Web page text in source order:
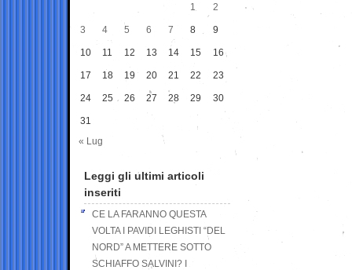
1
2
3 4 5 6 7 8 9
10 11 12 13 14 15 16
17 18 19 20 21 22 23
24 25 26 27 28 29 30
31
« Lug
Leggi gli ultimi articoli
inseriti
CE LA FARANNO QUESTA
VOLTA I PAVIDI LEGHISTI “DEL
NORD” A METTERE SOTTO
SCHIAFFO SALVINI? I